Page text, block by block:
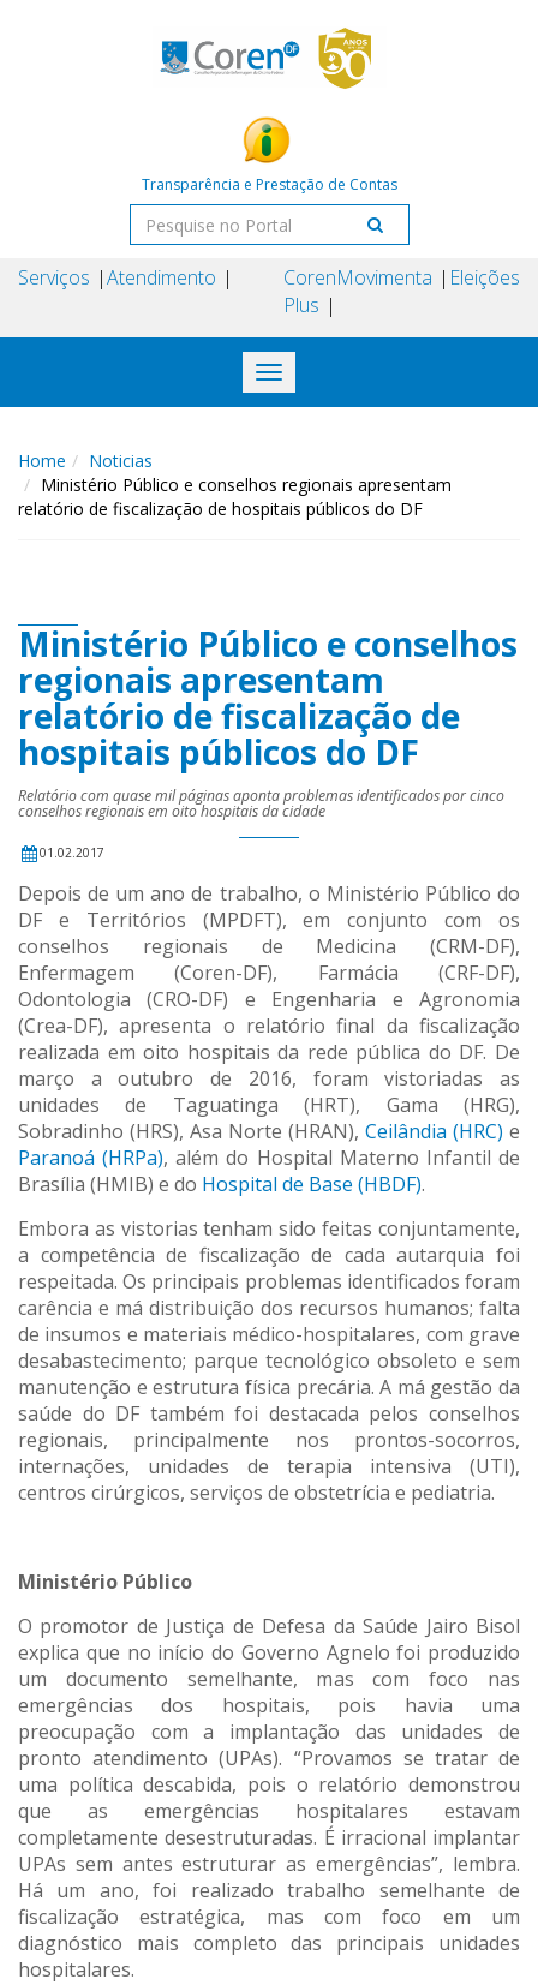
Transparência e Prestação de Contas
Serviços Atendimento
Coren
Plus
Movimenta Eleições
Toggle
navigation
Home
Noticias
Ministério Público e conselhos regionais apresentam
relatório de fiscalização de hospitais públicos do DF
Ministério Público e conselhos
regionais apresentam
relatório de fiscalização de
hospitais públicos do DF
Relatório com quase mil páginas aponta problemas identificados por cinco
conselhos regionais em oito hospitais da cidade
01.02.2017
Depois de um ano de trabalho, o Ministério Público do
DF e Territórios (MPDFT), em conjunto com os
conselhos regionais de Medicina (CRM-DF),
Enfermagem (Coren-DF), Farmácia (CRF-DF),
Odontologia (CRO-DF) e Engenharia e Agronomia
(Crea-DF), apresenta o relatório final da fiscalização
realizada em oito hospitais da rede pública do DF. De
março a outubro de 2016, foram vistoriadas as
unidades de Taguatinga (HRT), Gama (HRG),
Sobradinho (HRS), Asa Norte (HRAN), Ceilândia (HRC) e
Paranoá (HRPa), além do Hospital Materno Infantil de
Brasília (HMIB) e do Hospital de Base (HBDF).
Embora as vistorias tenham sido feitas conjuntamente,
a competência de fiscalização de cada autarquia foi
respeitada. Os principais problemas identificados foram
carência e má distribuição dos recursos humanos; falta
de insumos e materiais médico-hospitalares, com grave
desabastecimento; parque tecnológico obsoleto e sem
manutenção e estrutura física precária. A má gestão da
saúde do DF também foi destacada pelos conselhos
regionais, principalmente nos prontos-socorros,
internações, unidades de terapia intensiva (UTI),
centros cirúrgicos, serviços de obstetrícia e pediatria.
Ministério Público
O promotor de Justiça de Defesa da Saúde Jairo Bisol
explica que no início do Governo Agnelo foi produzido
um documento semelhante, mas com foco nas
emergências dos hospitais, pois havia uma
preocupação com a implantação das unidades de
pronto atendimento (UPAs). “Provamos se tratar de
uma política descabida, pois o relatório demonstrou
que as emergências hospitalares estavam
completamente desestruturadas. É irracional implantar
UPAs sem antes estruturar as emergências”, lembra.
Há um ano, foi realizado trabalho semelhante de
fiscalização estratégica, mas com foco em um
diagnóstico mais completo das principais unidades
hospitalares.